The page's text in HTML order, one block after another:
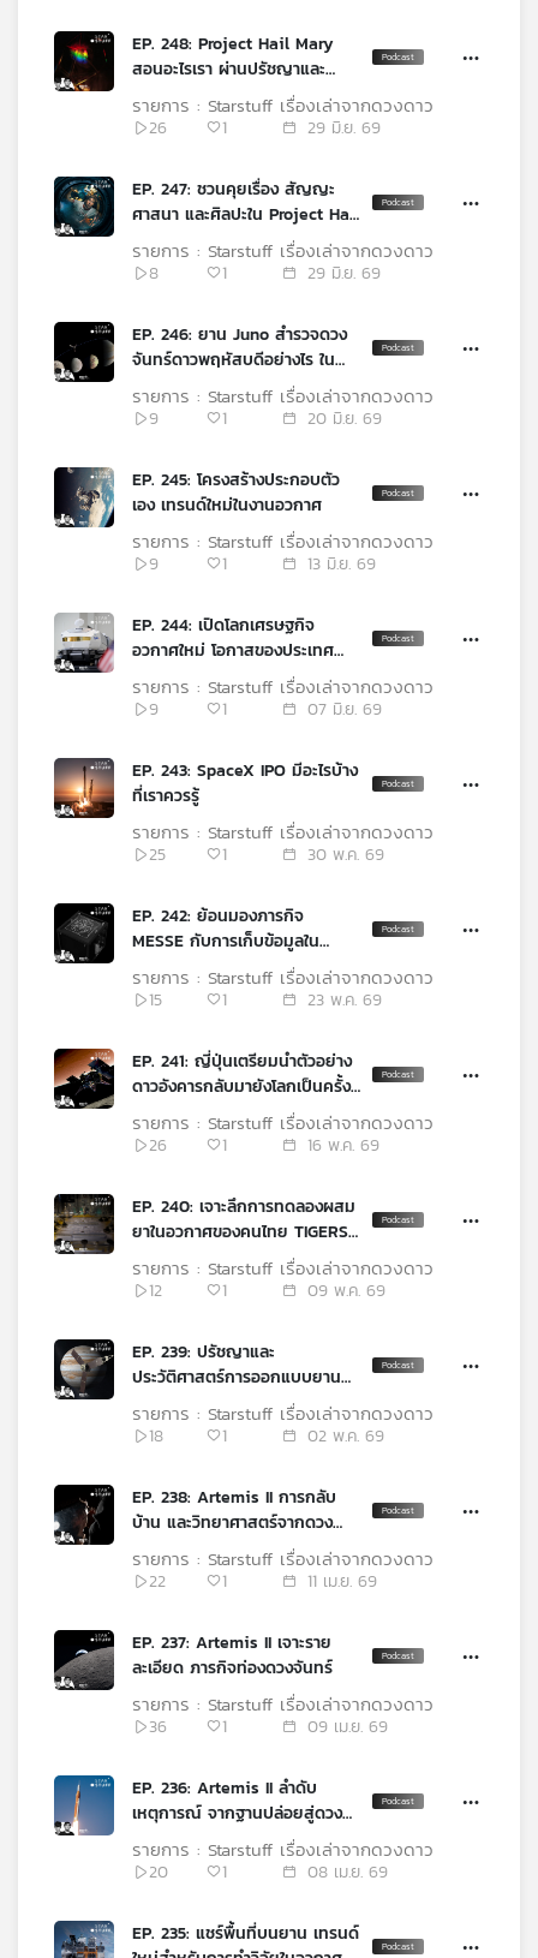
แผนที่
EP. 248: Project Hail Mary
สอนอะไรเรา ผ่านปรัชญาและ
ศิลปะในเรื่อง ตอนที่ 2
26
1 29 มิ.ย. 69
รายการ : Starstuff เรื่องเล่าจากดวงดาว
EP. 247: ชวนคุยเรื่อง สัญญะ
ศาสนา และศิลปะใน Project Hail
8
1 29 มิ.ย. 69
รายการ : Starstuff เรื่องเล่าจากดวงดาว
EP. 246: ยาน Juno สำรวจดวง
จันทร์ดาวพฤหัสบดีอย่างไร ใน
9
1 20 มิ.ย. 69
รายการ : Starstuff เรื่องเล่าจากดวงดาว
EP. 245: โครงสร้างประกอบตัว
เอง เทรนด์ใหม่ในงานอวกาศ
9 1 13 มิ.ย. 69
รายการ : Starstuff เรื่องเล่าจากดวงดาว
EP. 244: เปิดโลกเศรษฐกิจ
อวกาศใหม่ โอกาสของประเทศ
9
1 07 มิ.ย. 69
รายการ : Starstuff เรื่องเล่าจากดวงดาว
EP. 243: SpaceX IPO มีอะไรบ้าง
ที่เราควรรู้
25 1 30 พ.ค. 69
รายการ : Starstuff เรื่องเล่าจากดวงดาว
EP. 242: ย้อนมองภารกิจ
MESSE กับการเก็บข้อมูลใน
15
1 23 พ.ค. 69
รายการ : Starstuff เรื่องเล่าจากดวงดาว
EP. 241: ญี่ปุ่นเตรียมนำตัวอย่าง
ดาวอังคารกลับมายังโลกเป็นครั้ง
26
1 16 พ.ค. 69
รายการ : Starstuff เรื่องเล่าจากดวงดาว
EP. 240: เจาะลึกการทดลองผสม
ยาในอวกาศของคนไทย TIGERS-
12
1 09 พ.ค. 69
รายการ : Starstuff เรื่องเล่าจากดวงดาว
EP. 239: ปรัชญาและ
ประวัติศาสตร์การออกแบบยาน
อวกาศ ทำไมบางลำหมุน บางลำไม่
หมุน
18 1 02 พ.ค. 69
รายการ : Starstuff เรื่องเล่าจากดวงดาว
EP. 238: Artemis II การกลับ
บ้าน และวิทยาศาสตร์จากดวง
22
1 11 เม.ย. 69
รายการ : Starstuff เรื่องเล่าจากดวงดาว
EP. 237: Artemis II เจาะราย
ละเอียด ภารกิจท่องดวงจันทร์
36 1 09 เม.ย. 69
รายการ : Starstuff เรื่องเล่าจากดวงดาว
EP. 236: Artemis II ลำดับ
เหตุการณ์ จากฐานปล่อยสู่ดวง
20
1 08 เม.ย. 69
รายการ : Starstuff เรื่องเล่าจากดวงดาว
EP. 235: แชร์พื้นที่บนยาน เทรนด์